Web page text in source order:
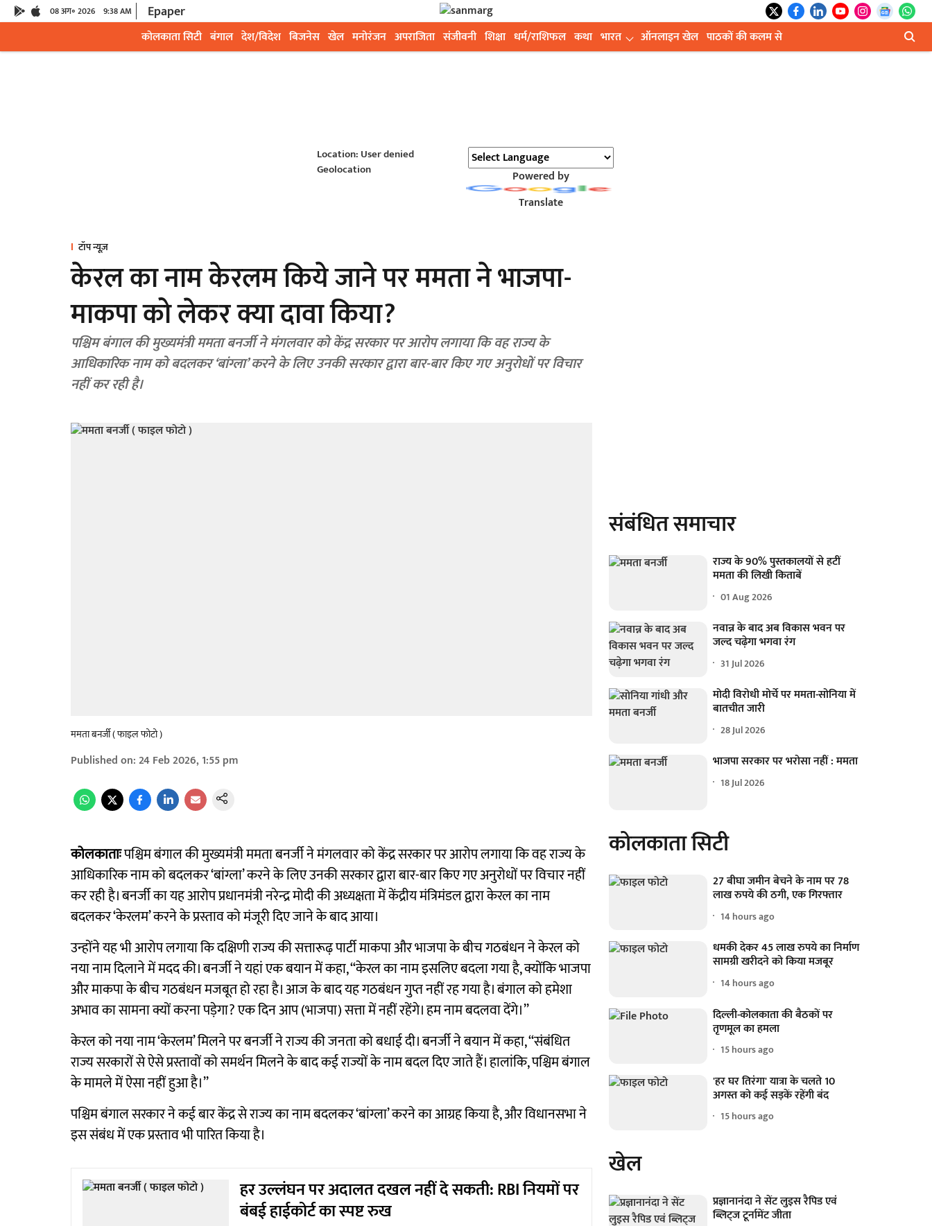
08 अग॰ 2026 9:38 AM Epaper
कोलकाता सिटी बंगाल देश/विदेश बिजनेस खेल मनोरंजन अपराजिता संजीवनी शिक्षा धर्म/राशिफल कथा भारत ऑनलाइन खेल पाठकों की कलम से
Location: User denied
Geolocation
Powered by
Translate
टॉप न्यूज़
केरल का नाम केरलम किये जाने पर ममता ने भाजपा-
माकपा को लेकर क्या दावा किया?
पश्चिम बंगाल की मुख्यमंत्री ममता बनर्जी ने मंगलवार को केंद्र सरकार पर आरोप लगाया कि वह राज्य के
आधिकारिक नाम को बदलकर ‘बांग्ला’ करने के लिए उनकी सरकार द्वारा बार-बार किए गए अनुरोधों पर विचार
नहीं कर रही है।
ममता बनर्जी ( फाइल फोटो )
Published on:24 Feb 2026, 1:55 pm
कोलकाताःपश्चिम बंगाल की मुख्यमंत्री ममता बनर्जी ने मंगलवार को केंद्र सरकार पर आरोप लगाया कि वह राज्य के
आधिकारिक नाम को बदलकर ‘बांग्ला’ करने के लिए उनकी सरकार द्वारा बार-बार किए गए अनुरोधों पर विचार नहीं
कर रही है। बनर्जी का यह आरोप प्रधानमंत्री नरेन्द्र मोदी की अध्यक्षता में केंद्रीय मंत्रिमंडल द्वारा केरल का नाम
बदलकर ‘केरलम’ करने के प्रस्ताव को मंजूरी दिए जाने के बाद आया।
उन्होंने यह भी आरोप लगाया कि दक्षिणी राज्य की सत्तारूढ़ पार्टी माकपा और भाजपा के बीच गठबंधन ने केरल को
नया नाम दिलाने में मदद की। बनर्जी ने यहां एक बयान में कहा, “केरल का नाम इसलिए बदला गया है, क्योंकि भाजपा
और माकपा के बीच गठबंधन मजबूत हो रहा है। आज के बाद यह गठबंधन गुप्त नहीं रह गया है। बंगाल को हमेशा
अभाव का सामना क्यों करना पड़ेगा? एक दिन आप (भाजपा) सत्ता में नहीं रहेंगे। हम नाम बदलवा देंगे।’’
केरल को नया नाम ‘केरलम’ मिलने पर बनर्जी ने राज्य की जनता को बधाई दी। बनर्जी ने बयान में कहा, ‘‘संबंधित
राज्य सरकारों से ऐसे प्रस्तावों को समर्थन मिलने के बाद कई राज्यों के नाम बदल दिए जाते हैं। हालांकि, पश्चिम बंगाल
के मामले में ऐसा नहीं हुआ है।’’
पश्चिम बंगाल सरकार ने कई बार केंद्र से राज्य का नाम बदलकर ‘बांग्ला’ करने का आग्रह किया है, और विधानसभा ने
इस संबंध में एक प्रस्ताव भी पारित किया है।
हर उल्लंघन पर अदालत दखल नहीं दे सकती: RBI नियमों पर
बंबई हाईकोर्ट का स्पष्ट रुख
संबंधित समाचार
राज्य के 90% पुस्तकालयों से हटीं
ममता की लिखी किताबें
01 Aug 2026
नवान्न के बाद अब विकास भवन पर
जल्द चढ़ेगा भगवा रंग
31 Jul 2026
मोदी विरोधी मोर्चे पर ममता-सोनिया में
बातचीत जारी
28 Jul 2026
भाजपा सरकार पर भरोसा नहीं : ममता
18 Jul 2026
कोलकाता सिटी
27 बीघा जमीन बेचने के नाम पर 78
लाख रुपये की ठगी, एक गिरफ्तार
14 hours ago
धमकी देकर 45 लाख रुपये का निर्माण
सामग्री खरीदने को किया मजबूर
14 hours ago
दिल्ली-कोलकाता की बैठकों पर
तृणमूल का हमला
15 hours ago
'हर घर तिरंगा' यात्रा के चलते 10
अगस्त को कई सड़कें रहेंगी बंद
15 hours ago
खेल
प्रज्ञानानंदा ने सेंट लुइस रैपिड एवं
ब्लिट्ज टूर्नामेंट जीता